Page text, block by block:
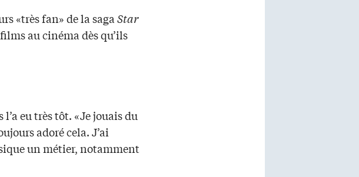
«très fan» de la sagaStar
au cinéma dès qu’ils
eu très tôt. «Je jouais du
adoré cela. J’ai
un métier, notamment